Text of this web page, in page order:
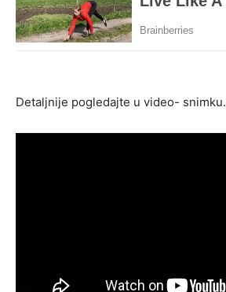
Detaljnije pogledajte u video- snimku.